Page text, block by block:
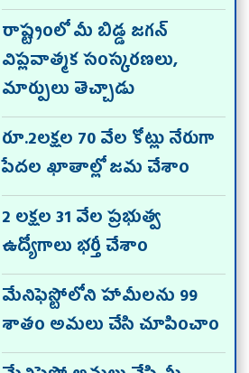
రాష్ట్రంలో మీ బిడ్డ జగన్‌
విప్లవాత్మక సంస్కరణలు,
మార్పులు తెచ్చాడు
రూ.2లక్షల 70 వేల కోట్లు నేరుగా
పేదల ఖాతాల్లో జమ చేశాం
2 లక్షల 31 వేల ప్రభుత్వ
ఉద్యోగాలు భర్తీ చేశాం
మేనిఫెస్టోలోని హామీలను 99
శాతం అమలు చేసి చూపించాం